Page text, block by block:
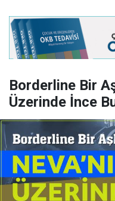
Borderline Bir
Üzerinde İnce